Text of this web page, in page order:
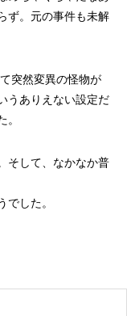
ず。元の事件も未解
突然変異の怪物が
うありえない設定だ
そして、なかなか普
した。